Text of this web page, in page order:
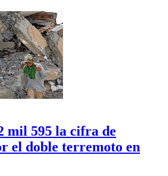
mil 595 la cifra de
el doble terremoto en